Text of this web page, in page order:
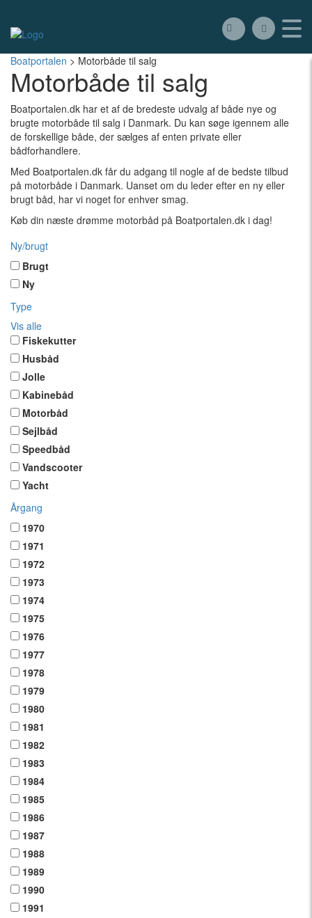
Boatportalen > Motorbåde til salg
Motorbåde til salg
Boatportalen.dk har et af de bredeste udvalg af både nye og
brugte motorbåde til salg i Danmark. Du kan søge igennem alle
de forskellige både, der sælges af enten private eller
bådforhandlere.
Med Boatportalen.dk får du adgang til nogle af de bedste tilbud
på motorbåde i Danmark. Uanset om du leder efter en ny eller
brugt båd, har vi noget for enhver smag.
Køb din næste drømme motorbåd på Boatportalen.dk i dag!
Ny/brugt
Brugt
Ny
Type
Vis alle
Fiskekutter
Husbåd
Jolle
Kabinebåd
Motorbåd
Sejlbåd
Speedbåd
Vandscooter
Yacht
Årgang
1970
1971
1972
1973
1974
1975
1976
1977
1978
1979
1980
1981
1982
1983
1984
1985
1986
1987
1988
1989
1990
1991